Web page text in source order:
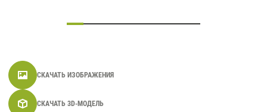
СКАЧАТЬ ИЗОБРАЖЕНИЯ
СКАЧАТЬ 3D-МОДЕЛЬ